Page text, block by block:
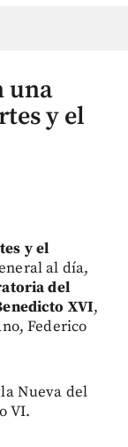
una
y el
y el
al día,
del
XVI,
Federico
Nueva del
VI.